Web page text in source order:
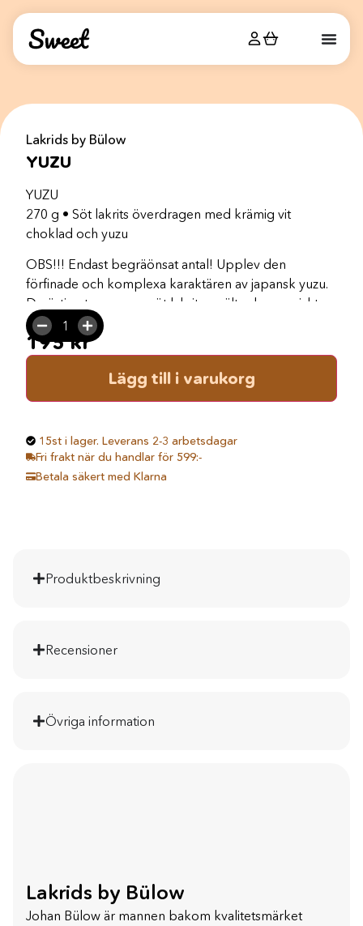
Lakrids by Bülow
YUZU
YUZU
270 g • Söt lakrits överdragen med krämig vit
choklad och yuzu
OBS!!! Endast begräönsat antal! Upplev den
förfinade och komplexa karaktären av japansk yuzu.
De örtiga tonerna av söt lakrits smälter harmoniskt
samman med yuzuns saftiga friskhet och livliga
syrlighet, täckt av krämig vit choklad med mjuka
inslag av vanilj. Varje munsbit, toppad med ett tunt
lager yuzupulver, erbjuder en väldoftande och
perfekt balanserad sensorisk upplevelse.
195kr
Lägg till i varukorg
15st i lager. Leverans 2-3 arbetsdagar
Fri frakt när du handlar för 599:-
Betala säkert med Klarna
Produktbeskrivning
Recensioner
Övriga information
Lakrids by Bülow
Johan Bülow är mannen bakom kvalitetsmärket